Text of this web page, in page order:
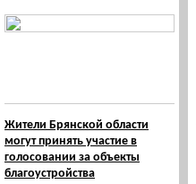
Жители Брянской области
могут принять участие в
голосовании за объекты
благоустройства